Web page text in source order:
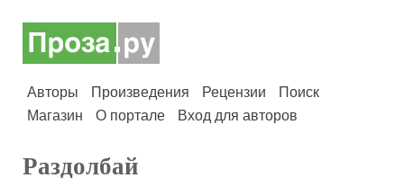
Авторы Произведения Рецензии
Поиск
Магазин
О портале Вход для авторов
Раздолбай